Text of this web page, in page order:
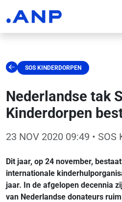
SOS KINDERDORPEN
Nederlandse tak
Kinderdorpen
23 NOV 2020 09:49 •
Dit jaar, op 24 november,
internationale
jaar. In de afgelopen decennia
van Nederlandse donateurs